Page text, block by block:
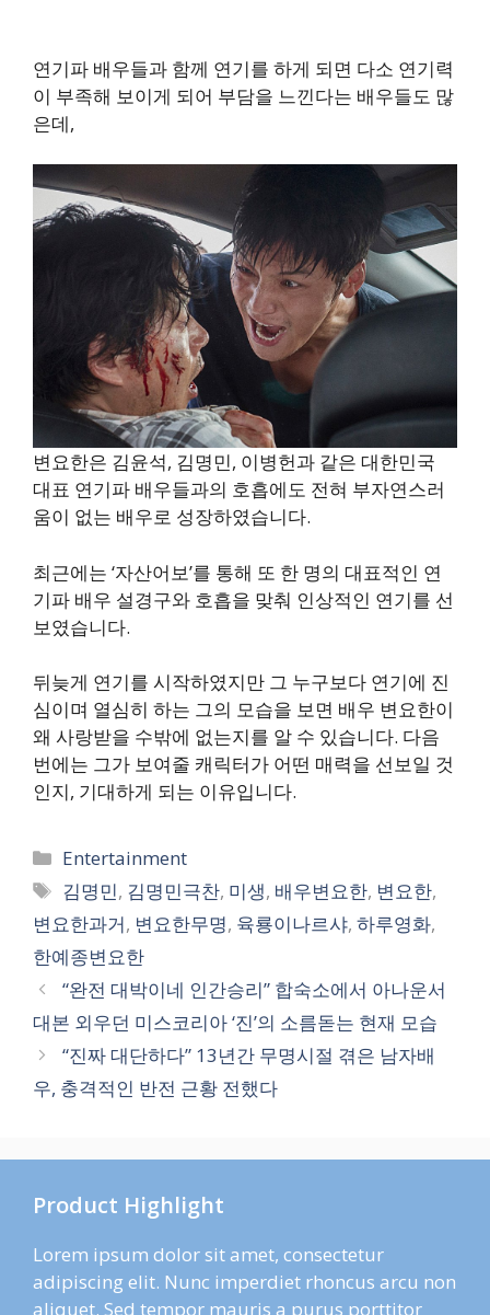
연기파 배우들과 함께 연기를 하게 되면 다소 연기력
이 부족해 보이게 되어 부담을 느낀다는 배우들도 많
은데,
변요한은 김윤석, 김명민, 이병헌과 같은 대한민국
대표 연기파 배우들과의 호흡에도 전혀 부자연스러
움이 없는 배우로 성장하였습니다.
최근에는 ‘자산어보’를 통해 또 한 명의 대표적인 연
기파 배우 설경구와 호흡을 맞춰 인상적인 연기를 선
보였습니다.
뒤늦게 연기를 시작하였지만 그 누구보다 연기에 진
심이며 열심히 하는 그의 모습을 보면 배우 변요한이
왜 사랑받을 수밖에 없는지를 알 수 있습니다. 다음
번에는 그가 보여줄 캐릭터가 어떤 매력을 선보일 것
인지, 기대하게 되는 이유입니다.
카
테
고
리
Entertainment
태
그
김명민, 김명민극찬, 미생, 배우변요한, 변요한,
변요한과거, 변요한무명, 육룡이나르샤, 하루영화,
한예종변요한
“완전 대박이네 인간승리” 합숙소에서 아나운서
대본 외우던 미스코리아 ‘진’의 소름돋는 현재 모습
“진짜 대단하다” 13년간 무명시절 겪은 남자배
우, 충격적인 반전 근황 전했다
Product Highlight
Lorem ipsum dolor sit amet, consectetur
adipiscing elit. Nunc imperdiet rhoncus arcu non
aliquet. Sed tempor mauris a purus porttitor